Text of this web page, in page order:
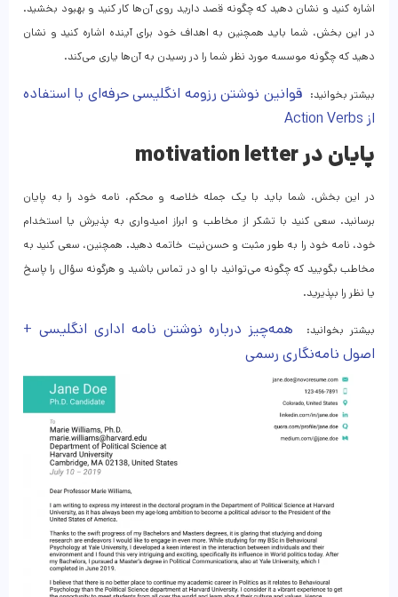
اشاره کنید و نشان دهید که چگونه قصد دارید روی آن‌ها کار کنید و بهبود بخشید.
در این بخش، شما باید همچنین به اهداف خود برای آینده اشاره کنید و نشان
دهید که چگونه موسسه مورد نظر شما را در رسیدن به آن‌ها یاری می‌کند.
بیشتر بخوانید: قوانین نوشتن رزومه انگلیسی حرفه‌ای با استفاده
از Action Verbs
پایان در motivation letter
در این بخش، شما باید با یک جمله خلاصه و محکم، نامه خود را به پایان
برسانید. سعی کنید با تشکر از مخاطب و ابراز امیدواری به پذیرش یا استخدام
خود، نامه خود را به طور مثبت و حسن‌نیت خاتمه دهید. همچنین، سعی کنید به
مخاطب بگویید که چگونه می‌توانید با او در تماس باشید و هرگونه سؤال را پاسخ
یا نظر را بپذیرید.
بیشتر بخوانید:
همه‌چیز درباره نوشتن نامه‌ اداری انگلیسی +
اصول نامه‌نگاری رسمی